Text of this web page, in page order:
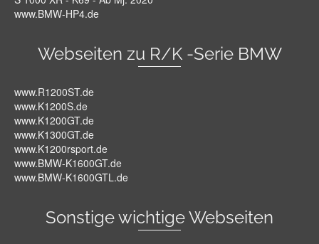
www.BMW-HP4.de
Webseiten zu R/K -Serie BMW
www.R1200ST.de
www.K1200S.de
www.K1200GT.de
www.K1300GT.de
www.K1200rsport.de
www.BMW-K1600GT.de
www.BMW-K1600GTL.de
Sonstige wichtige Webseiten